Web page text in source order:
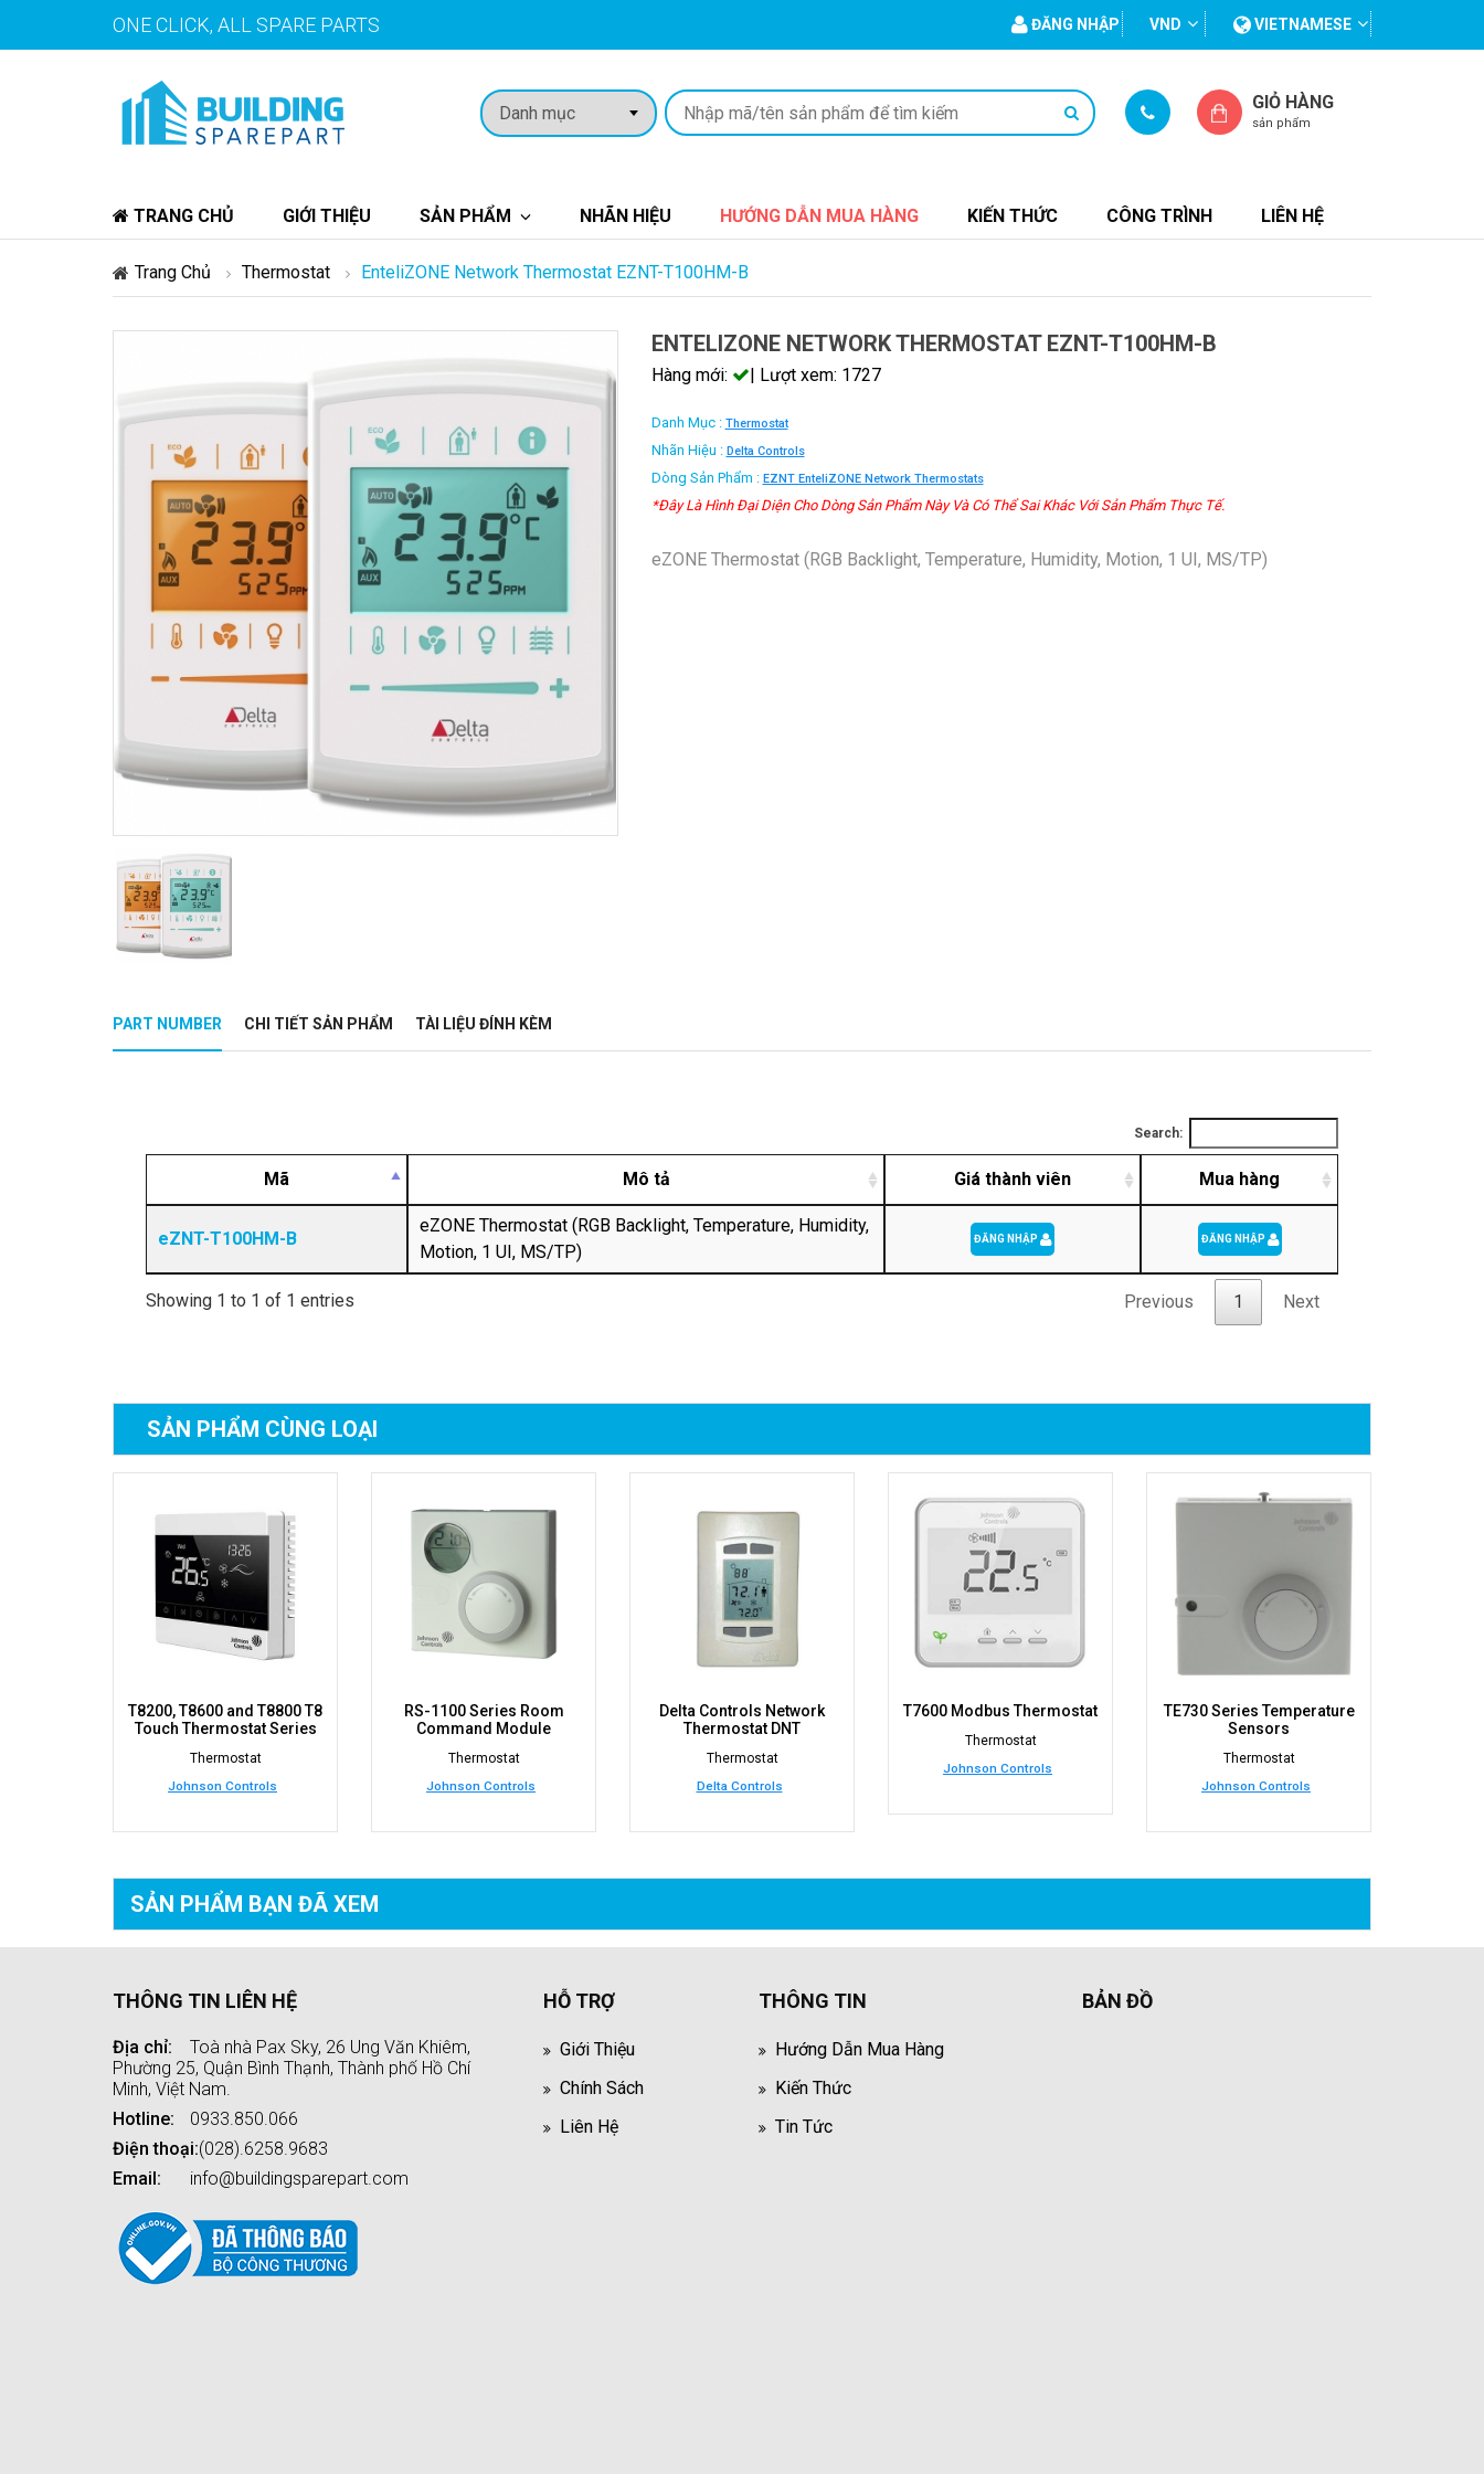
ONE CLICK, ALL SPARE PARTS ĐĂNG NHẬP VND VIETNAMESE
GIỎ HÀNG
sản phẩm
TRANG CHỦ GIỚI THIỆU SẢN PHẨM NHÃN HIỆU HƯỚNG DẪN MUA HÀNG KIẾN THỨC CÔNG TRÌNH LIÊN HỆ
Trang Chủ Thermostat EnteliZONE Network Thermostat EZNT-T100HM-B
ENTELIZONE NETWORK THERMOSTAT EZNT-T100HM-B
Hàng mới: | Lượt xem: 1727
Danh Mục : Thermostat
Nhãn Hiệu : Delta Controls
Dòng Sản Phẩm : EZNT EnteliZONE Network Thermostats
*Đây Là Hình Đại Diện Cho Dòng Sản Phẩm Này Và Có Thể Sai Khác Với Sản Phẩm Thực Tế.
eZONE Thermostat (RGB Backlight, Temperature, Humidity, Motion, 1 UI, MS/TP)
PART NUMBER CHI TIẾT SẢN PHẨM TÀI LIỆU ĐÍNH KÈM
Search:
Mã Mô tả Giá thành viên Mua hàng
eZNT-T100HM-B
eZONE Thermostat (RGB Backlight, Temperature, Humidity,
Motion, 1 UI, MS/TP)
ĐĂNG NHẬP ĐĂNG NHẬP
Showing 1 to 1 of 1 entries Previous 1 Next
SẢN PHẨM CÙNG LOẠI
T8200, T8600 and T8800 T8
Touch Thermostat Series
Thermostat
Johnson Controls
RS-1100 Series Room
Command Module
Thermostat
Johnson Controls
Delta Controls Network
Thermostat DNT
Thermostat
Delta Controls
T7600 Modbus Thermostat
Thermostat
Johnson Controls
TE730 Series Temperature
Sensors
Thermostat
Johnson Controls
SẢN PHẨM BẠN ĐÃ XEM
THÔNG TIN LIÊN HỆ
Địa chỉ:
Toà nhà Pax Sky, 26 Ung Văn Khiêm,
Phường 25, Quận Bình Thạnh, Thành phố Hồ Chí
Minh, Việt Nam.
Hotline:
0933.850.066
Điện thoại:(028).6258.9683
Email:
info@buildingsparepart.com
HỖ TRỢ
Giới Thiệu
Chính Sách
Liên Hệ
THÔNG TIN
Hướng Dẫn Mua Hàng
Kiến Thức
Tin Tức
BẢN ĐỒ